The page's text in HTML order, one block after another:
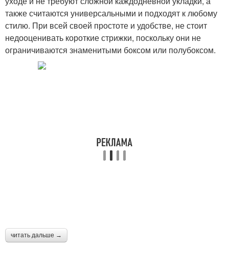
также считаются универсальными и подходят к любому
стилю. При всей своей простоте и удобстве, не стоит
недооценивать короткие стрижки, поскольку они не
ограничиваются знаменитыми боксом или полубоксом.
читать дальше →